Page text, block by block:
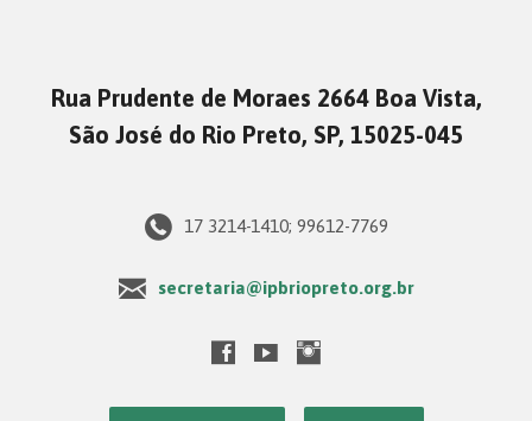
Rua Prudente de Moraes 2664 Boa Vista,
São José do Rio Preto, SP, 15025-045
17 3214-1410; 99612-7769
secretaria@ipbriopreto.org.br